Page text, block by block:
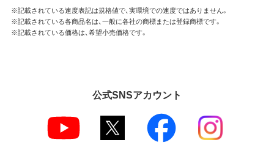
※記載されている速度表記は規格値で、実環境での速度ではありません。
※記載されている各商品名は、一般に各社の商標または登録商標です。
※記載されている価格は、希望小売価格です。
公式SNSアカウント